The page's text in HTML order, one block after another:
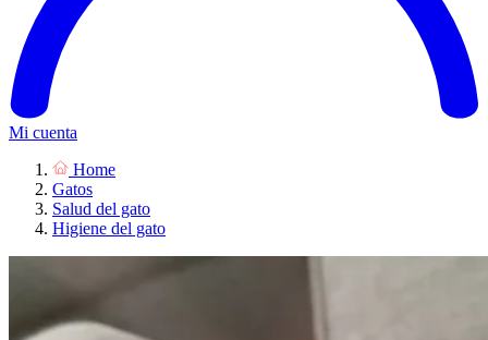
Mi cuenta
Home
Gatos
Salud del gato
Higiene del gato